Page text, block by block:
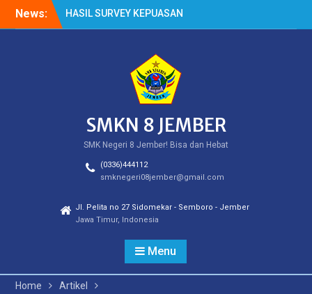
News:
HASIL SURVEY KEPUASAN
PELANGGAN
Cek Kesehatan Gratis
SMKN 8 JEMBER
SMK Negeri 8 Jember! Bisa dan Hebat
(0336)444112
smknegeri08jember@gmail.com
Jl. Pelita no 27 Sidomekar - Semboro - Jember
Jawa Timur, Indonesia
Menu
Home
Artikel